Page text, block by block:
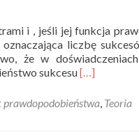
i , jeśli jej funkcja
liczbę
że w
sukcesuRead
about
Schemat
[…]
prawdopodobieństwa, Teoria